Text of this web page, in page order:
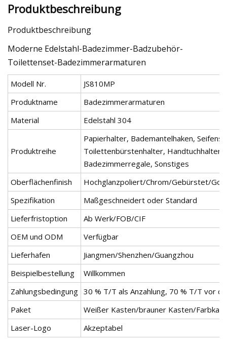
Produktbeschreibung
Produktbeschreibung
Moderne Edelstahl-Badezimmer-Badzubehör-
Toilettenset-Badezimmerarmaturen
Modell Nr.
JS810MP
Produktname
Badezimmerarmaturen
Material
Edelstahl 304
Produktreihe
Papierhalter, Bademantelhaken,
Toilettenbürstenhalter, Handtuchhalter
Badezimmerregale, Sonstiges
Oberflächenfinish
Hochglanzpoliert/Chrom/Gebürstet/
Spezifikation
Maßgeschneidert oder Standard
Lieferfristoption
Ab Werk/FOB/CIF
OEM und ODM
Verfügbar
Lieferhafen
Jiangmen/Shenzhen/Guangzhou
Beispielbestellung
Willkommen
Zahlungsbedingung 30 % T/T als Anzahlung, 70 % T/T vor
Paket
Weißer Kasten/brauner Kasten/
Laser-Logo
Akzeptabel